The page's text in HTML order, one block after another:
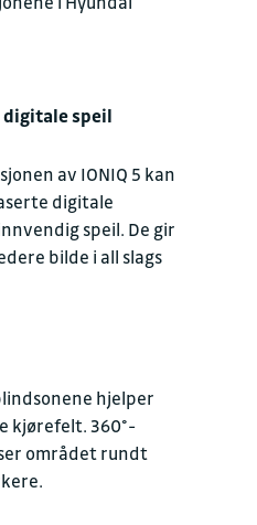
digitale speil
av IONIQ 5 kan
digitale
speil. De gir
bilde i all slags
hjelper
kjørefelt. 360°-
området rundt